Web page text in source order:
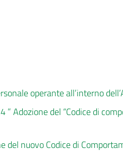
operante all’interno
Adozione del “Codice di
del nuovo Codice di